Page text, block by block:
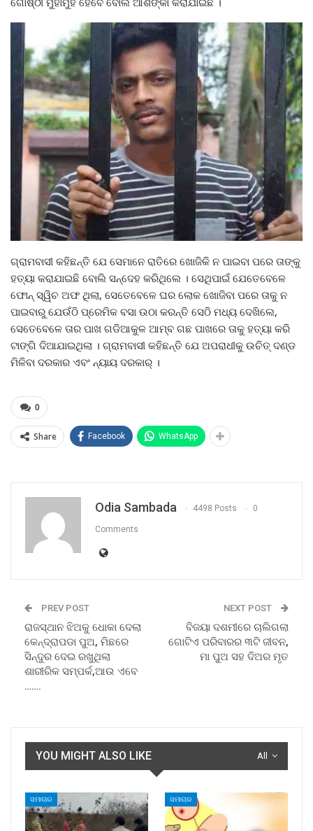
ଗ୍ରାମବାସୀ କହିଛନ୍ତି ଯେ ସେମାନେ ରାତିରେ ଖୋଜିକି ନ ପାଇବା ପରେ ତାଙ୍କୁ
ହତ୍ୟା କରାଯାଇଛି ବୋଲି ସନ୍ଦେହ କରିଥିଲେ । ସେଥିପାଇଁ ଯେତେବେଳେ
ଫୋନ୍ ସ୍ୱିଚ ଅଫ ଥିଲା, ସେତେବେଳେ ଘର ଲୋକ ଖୋଜିବା ପରେ ତାକୁ ନ
ପାଇବାରୁ ଯେଉଁଠି ପ୍ରେମିକ ବସା ଉଠା କରନ୍ତି ସେଠି ମଧ୍ୟ ଦେଖିଲେ,
ସେତେବେଳେ ତାର ପାଖ ଗଡିଆକୁଳ ଆମ୍ବ ଗଛ ପାଖରେ ତାକୁ ହତ୍ୟା କରି
ଟାଙ୍ଗି ଦିଆଯାଇଥିଲା । ଗ୍ରାମବାସୀ କହିଛନ୍ତି ଯେ ଅପରାଧୀକୁ ଉଚିତ୍ ଦଣ୍ଡ
ମିଳିବା ଦରକାର ଏବଂ ନ୍ୟାୟ ଦରକାର୍ ।
0
Share Facebook WhatsApp
Odia Sambada 4498 Posts 0
Comments
PREV POST
ରାଜସ୍ଥାନ ଝିଅକୁ ଧୋକା ଦେଲା
କେନ୍ଦ୍ରାପଡା ପୁଅ, ମିଛରେ
ସିନ୍ଦୁର ଦେଇ ରଖୁଥିଲା
ଶାରୀରିକ ସମ୍ପର୍କ,ଆଉ ଏବେ
…….
NEXT POST
ବିଜୟା ଦଶମୀରେ ଚାଲିଗଲା
ଗୋଟିଏ ପରିବାରର ୩ଟି ଜୀବନ,
ମା ପୁଅ ସହ ଦିଅର ମୃତ
All
YOU MIGHT ALSO LIKE
ସମାଚାର ସମାଚାର